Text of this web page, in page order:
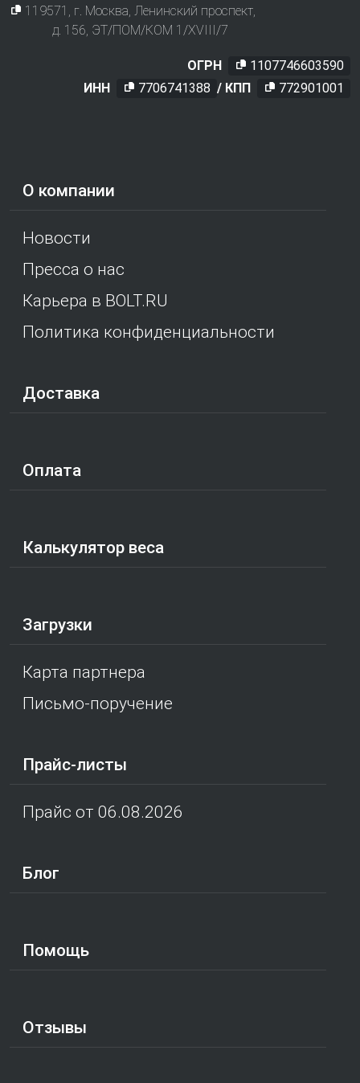
О компании
Новости
Пресса о нас
Карьера в BOLT.RU
Политика конфиденциальности
Доставка
Оплата
Калькулятор веса
Загрузки
Карта партнера
Письмо-поручение
Прайс-листы
Прайс от 06.08.2026
Блог
Помощь
Отзывы
119571
, г. Москва Ленинский проспект,
д. 156, ЭТ/ПОМ/КОМ 1/XVIII/7
ОГРН
1107746603590
ИНН
7706741388 / КПП 772901001